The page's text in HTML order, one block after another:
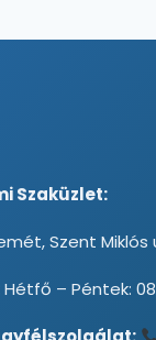
Szaküzlet:
Szent Miklós
Hétfő – Péntek: